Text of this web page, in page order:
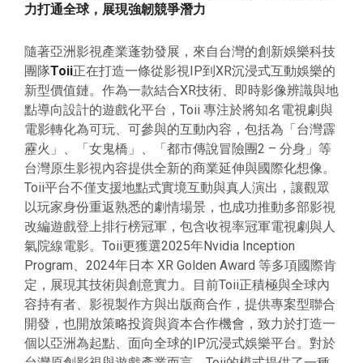
力打通全球，展現強韌競爭潛力
隨著亞洲影視產業蓬勃發展，來自台灣的創新娛樂科技
團隊Toii正在打造一條從影視IP到XR沉浸式互動娛樂的
新型價值鏈。作為一款結合XR技術、即時影像辨識與地
點導向設計的遊戲化平台，Toii 專注於將知名電視劇與
電影轉化為可玩、可參與的互動內容，包括為「台灣霹
靂火」、「女鬼橋」、「都市傳說冒險團2 – 分身」等
台灣原生影視內容提供全新的商業延伸與國際化想像。
Toii平台不僅支援地點式實境互動與真人演出，讓觀眾
以玩家身份重返熟悉的劇情場景，也成功推動多部影視
改編遊戲登上排行榜冠軍，包含收視率冠軍電視劇與人
氣院線電影。Toii更獲選2025年Nvidia Inception
Program、2024年日本 XR Golden Award 等多項國際肯
定，展現其技術與創意實力。目前Toii正積極與全球內
容持有者、影視製作方與出版商合作，提供專案型聯合
開發，也開放策略投資與資本合作機會，致力於打造一
個以亞洲為起點、面向全球的IP沉浸式娛樂平台。對於